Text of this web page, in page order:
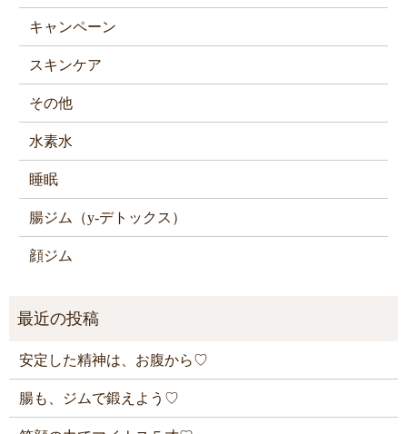
キャンペーン
スキンケア
その他
水素水
睡眠
腸ジム（y-デトックス）
顔ジム
安定した精神は、お腹から♡
腸も、ジムで鍛えよう♡